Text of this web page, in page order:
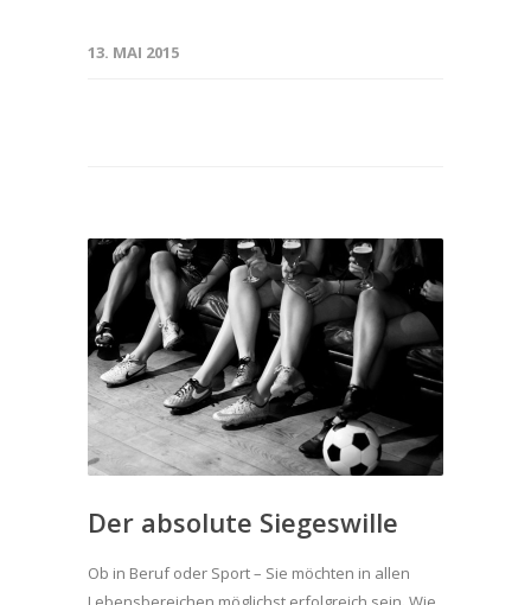
13. MAI 2015
Der absolute Siegeswille
Ob in Beruf oder Sport – Sie möchten in allen